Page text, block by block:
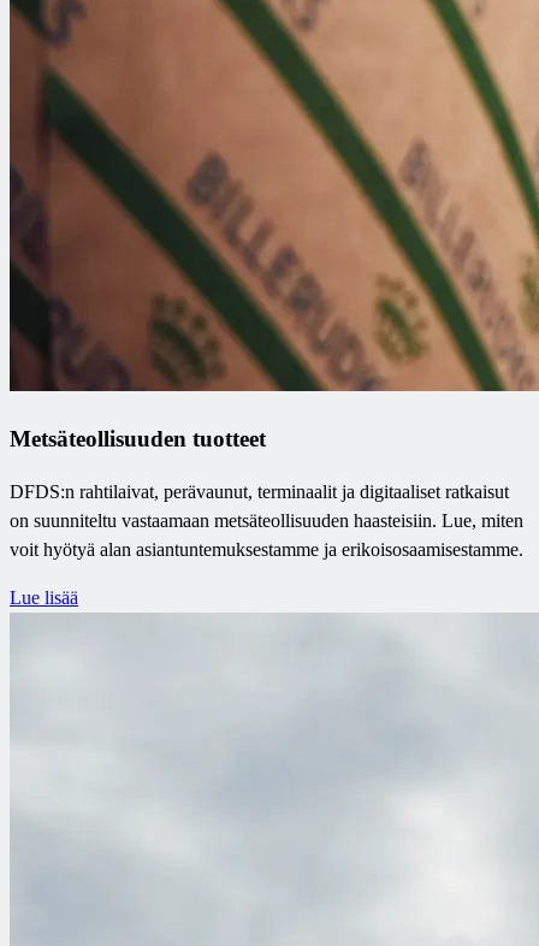
Metsäteollisuuden tuotteet
DFDS:n rahtilaivat, perävaunut, terminaalit ja digitaaliset ratkaisut
on suunniteltu vastaamaan metsäteollisuuden haasteisiin. Lue, miten
voit hyötyä alan asiantuntemuksestamme ja erikoisosaamisestamme.
Lue lisää